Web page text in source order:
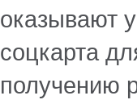
оказывают
соцкарта
получению